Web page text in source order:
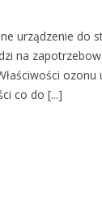
CoV-
urządzenie do
na
co do [...]